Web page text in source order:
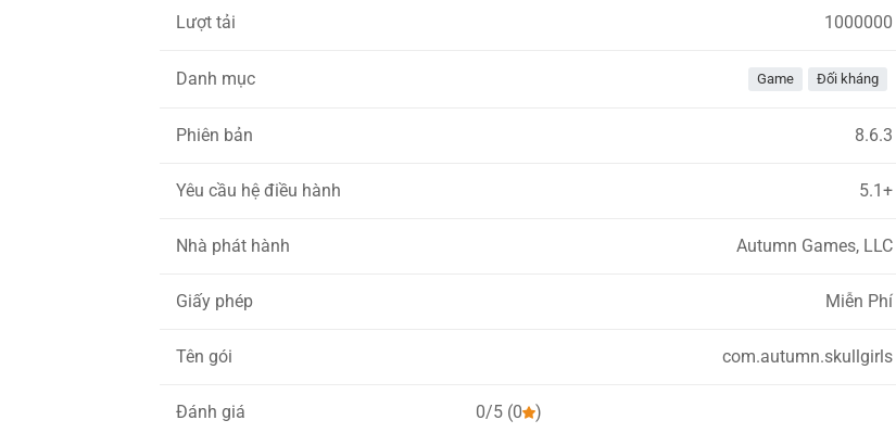
Lượt tải 1000000
Danh mục Game Đối kháng
Phiên bản 8.6.3
Yêu cầu hệ điều hành 5.1+
Nhà phát hành Autumn Games, LLC
Giấy phép Miễn Phí
Tên gói com.autumn.skullgirls
Đánh giá 0/5 (0 )